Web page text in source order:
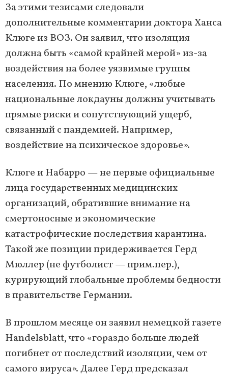
За этими тезисами следовали
дополнительные комментарии доктора Ханса
Клюге из ВОЗ. Он заявил, что изоляция
должна быть «самой крайней мерой» из-за
воздействия на более уязвимые группы
населения. По мнению Клюге, «любые
национальные локдауны должны учитывать
прямые риски и сопутствующий ущерб,
связанный с пандемией. Например,
воздействие на психическое здоровье».
Клюге и Набарро — не первые официальные
лица государственных медицинских
организаций, обратившие внимание на
смертоносные и экономические
катастрофические последствия карантина.
Такой же позиции придерживается Герд
Мюллер (не футболист — прим.пер.),
курирующий глобальные проблемы бедности
в правительстве Германии.
В прошлом месяце он заявил немецкой газете
Handelsblatt, что «гораздо больше людей
погибнет от последствий изоляции, чем от
самого вируса». Далее Герд предсказал